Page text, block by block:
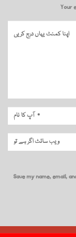
Your
Save my name, email,